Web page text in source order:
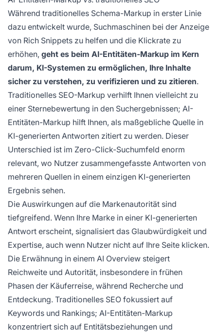
Während traditionelles Schema-Markup in erster Linie
dazu entwickelt wurde, Suchmaschinen bei der Anzeige
von Rich Snippets zu helfen und die Klickrate zu
erhöhen, geht es beim AI-Entitäten-Markup im Kern
darum, KI-Systemen zu ermöglichen, Ihre Inhalte
sicher zu verstehen, zu verifizieren und zu zitieren.
Traditionelles SEO-Markup verhilft Ihnen vielleicht zu
einer Sternebewertung in den Suchergebnissen; AI-
Entitäten-Markup hilft Ihnen, als maßgebliche Quelle in
KI-generierten Antworten zitiert zu werden. Dieser
Unterschied ist im Zero-Click-Suchumfeld enorm
relevant, wo Nutzer zusammengefasste Antworten von
mehreren Quellen in einem einzigen KI-generierten
Ergebnis sehen.
Die Auswirkungen auf die Markenautorität sind
tiefgreifend. Wenn Ihre Marke in einer KI-generierten
Antwort erscheint, signalisiert das Glaubwürdigkeit und
Expertise, auch wenn Nutzer nicht auf Ihre Seite klicken.
Die Erwähnung in einem AI Overview steigert
Reichweite und Autorität, insbesondere in frühen
Phasen der Käuferreise, während Recherche und
Entdeckung. Traditionelles SEO fokussiert auf
Keywords und Rankings; AI-Entitäten-Markup
konzentriert sich auf Entitätsbeziehungen und